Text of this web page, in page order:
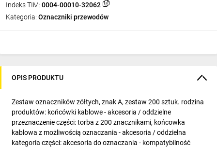
Indeks TIM: 0004-00010-32062
Kategoria: Oznaczniki przewodów
OPIS PRODUKTU
Zestaw oznaczników zółtych, znak A, zestaw 200 sztuk. rodzina
produktów: końcówki kablowe - akcesoria / oddzielne
przeznaczenie części: torba z 200 znacznikami, końcowka
kablowa z możliwością oznaczania - akcesoria / oddzielna
kategoria części: akcesoria do oznaczania - kompatybilność